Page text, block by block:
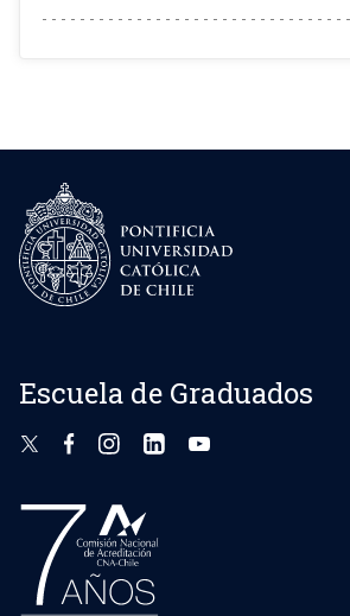
Escuela de Graduados